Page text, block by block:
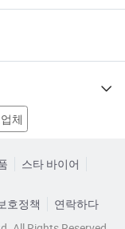
체
결구 공장
스타 바이어
호정책
연락하다